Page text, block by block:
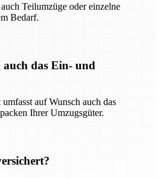
Teilumzüge oder einzelne
Bedarf.
das Ein- und
auf Wunsch auch das
Ihrer Umzugsgüter.